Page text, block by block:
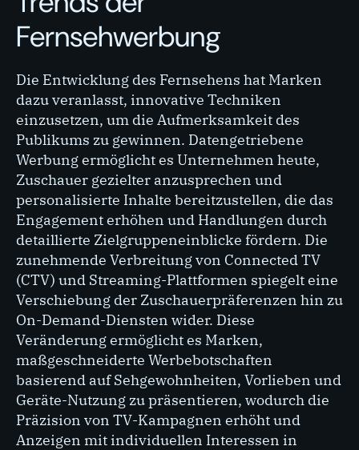
Fernsehwerbung
Die Entwicklung des Fernsehens hat Marken
dazu veranlasst, innovative Techniken
einzusetzen, um die Aufmerksamkeit des
Publikums zu gewinnen. Datengetriebene
Werbung ermöglicht es Unternehmen heute,
Zuschauer gezielter anzusprechen und
personalisierte Inhalte bereitzustellen, die das
Engagement erhöhen und Handlungen durch
detaillierte Zielgruppeneinblicke fördern. Die
zunehmende Verbreitung von Connected TV
(CTV) und Streaming-Plattformen spiegelt eine
Verschiebung der Zuschauerpräferenzen hin zu
On-Demand-Diensten wider. Diese
Veränderung ermöglicht es Marken,
maßgeschneiderte Werbebotschaften
basierend auf Sehgewohnheiten, Vorlieben und
Geräte-Nutzung zu präsentieren, wodurch die
Präzision von TV-Kampagnen erhöht und
Anzeigen mit individuellen Interessen in